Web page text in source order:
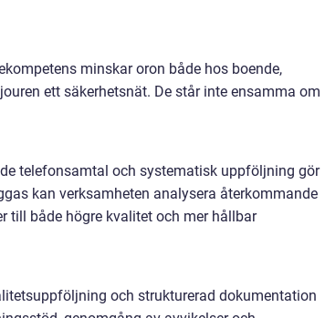
minskar oron både hos boende,
ett säkerhetsnät. De står inte ensamma om
telefonsamtal och systematisk uppföljning gör
kan verksamheten analysera återkommande
till både högre kvalitet och mer hållbar
och strukturerad dokumentation